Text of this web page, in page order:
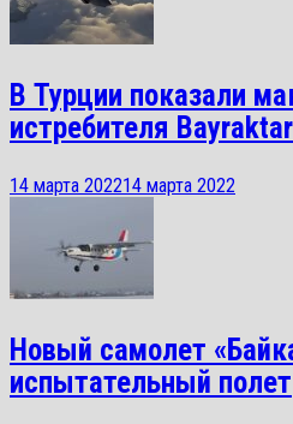
В Турции показали
истребителя
14 марта 202214 марта 2022
Новый самолет
испытательный полет